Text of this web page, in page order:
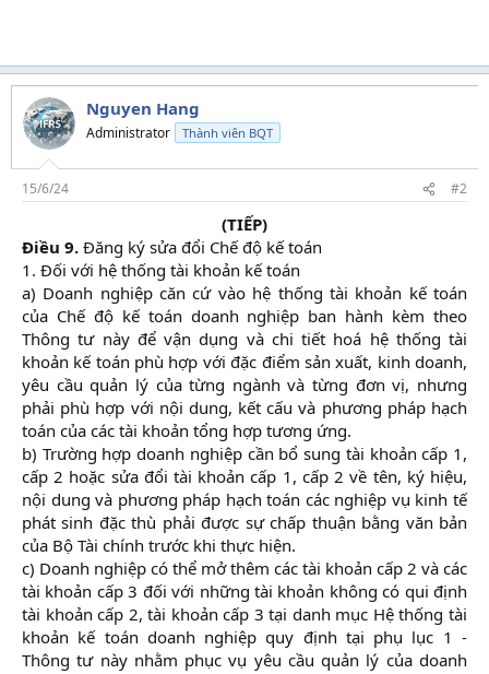
Nguyen Hang
Administrator Thành viên BQT
15/6/24 #2
(TIẾP)
Điều 9. Đăng ký sửa đổi Chế độ kế toán
1. Đối với hệ thống tài khoản kế toán
a) Doanh nghiệp căn cứ vào hệ thống tài khoản kế toán
của Chế độ kế toán doanh nghiệp ban hành kèm theo
Thông tư này để vận dụng và chi tiết hoá hệ thống tài
khoản kế toán phù hợp với đặc điểm sản xuất, kinh doanh,
yêu cầu quản lý của từng ngành và từng đơn vị, nhưng
phải phù hợp với nội dung, kết cấu và phương pháp hạch
toán của các tài khoản tổng hợp tương ứng.
b) Trường hợp doanh nghiệp cần bổ sung tài khoản cấp 1,
cấp 2 hoặc sửa đổi tài khoản cấp 1, cấp 2 về tên, ký hiệu,
nội dung và phương pháp hạch toán các nghiệp vụ kinh tế
phát sinh đặc thù phải được sự chấp thuận bằng văn bản
của Bộ Tài chính trước khi thực hiện.
c) Doanh nghiệp có thể mở thêm các tài khoản cấp 2 và các
tài khoản cấp 3 đối với những tài khoản không có qui định
tài khoản cấp 2, tài khoản cấp 3 tại danh mục Hệ thống tài
khoản kế toán doanh nghiệp quy định tại phụ lục 1 -
Thông tư này nhằm phục vụ yêu cầu quản lý của doanh